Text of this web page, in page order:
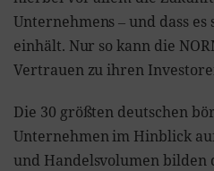
Unternehmens ‒ und dass
einhält. Nur so kann die
Vertrauen zu ihren
Die 30 größten deutschen
Unternehmen im Hinblick
und Handelsvolumen bilden